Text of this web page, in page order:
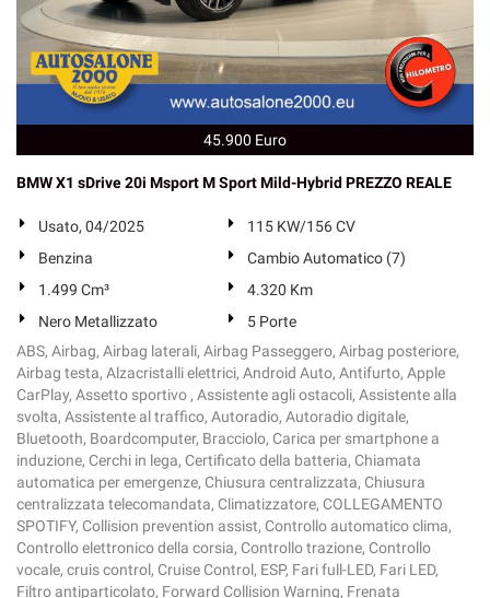
45.900 Euro
BMW X1 sDrive 20i Msport M Sport Mild-Hybrid PREZZO REALE
Usato, 04/2025
115 KW/156 CV
Benzina
Cambio Automatico (7)
1.499 Cm³
4.320 Km
Nero Metallizzato
5 Porte
ABS, Airbag, Airbag laterali, Airbag Passeggero, Airbag posteriore,
Airbag testa, Alzacristalli elettrici, Android Auto, Antifurto, Apple
CarPlay, Assetto sportivo , Assistente agli ostacoli, Assistente alla
svolta, Assistente al traffico, Autoradio, Autoradio digitale,
Bluetooth, Boardcomputer, Bracciolo, Carica per smartphone a
induzione, Cerchi in lega, Certificato della batteria, Chiamata
automatica per emergenze, Chiusura centralizzata, Chiusura
centralizzata telecomandata, Climatizzatore, COLLEGAMENTO
SPOTIFY, Collision prevention assist, Controllo automatico clima,
Controllo elettronico della corsia, Controllo trazione, Controllo
vocale, cruis control, Cruise Control, ESP, Fari full-LED, Fari LED,
Filtro antiparticolato, Forward Collision Warning, Frenata